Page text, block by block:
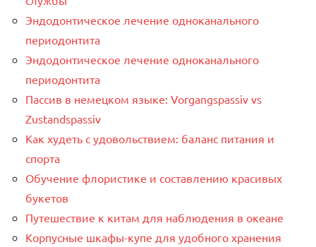
Эндодонтическое лечение одноканального
периодонтита
Эндодонтическое лечение одноканального
периодонтита
Пассив в немецком языке: Vorgangspassiv vs
Zustandspassiv
Как худеть с удовольствием: баланс питания и
спорта
Обучение флористике и составлению красивых
букетов
Путешествие к китам для наблюдения в океане
Корпусные шкафы-купе для удобного хранения